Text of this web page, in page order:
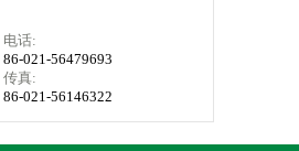
电话:
86-021-56479693
传真:
86-021-56146322